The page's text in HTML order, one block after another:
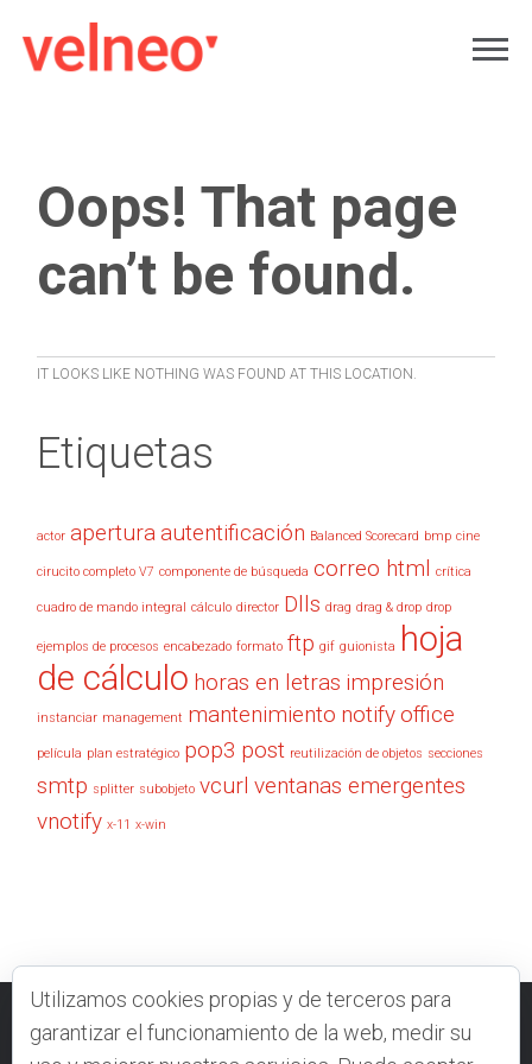
Oops! That page
can’t be found.
IT LOOKS LIKE NOTHING WAS FOUND AT THIS LOCATION.
Etiquetas
actor apertura autentificación Balanced Scorecard bmp cine
cirucito completo V7 componente de búsqueda correo html crítica
cuadro de mando integral cálculo director Dlls drag drag & drop drop
ejemplos de procesos encabezado formato ftp gif guionista hoja
de cálculo horas en letras impresión
instanciar management mantenimiento notifyoffice
película plan estratégico pop3 post reutilización de objetos secciones
smtp splitter subobjeto vcurl ventanas emergentes
vnotify x-11 x-win
VELNEO.COM CONTACTO FOROS DOCUMENTACIÓN
Utilizamos cookies propias y de terceros para
garantizar el funcionamiento de la web, medir su